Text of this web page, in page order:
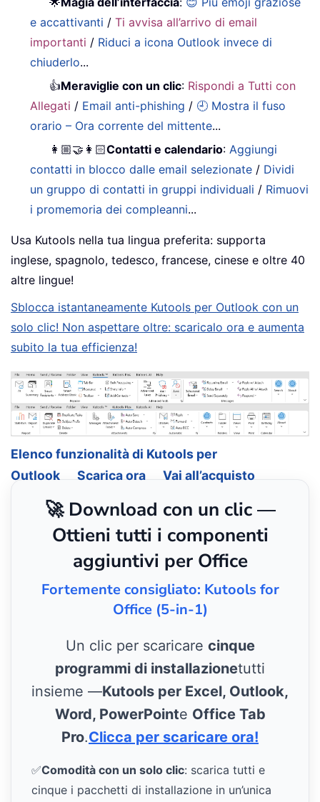
e accattivanti /Ti avvisa all’arrivo di email
importanti / Riduci a icona Outlook invece di
chiuderlo...
👍Meraviglie con un clic: Rispondi a Tutti con
Allegati / Email anti-phishing / 🕘 Mostra il fuso
orario – Ora corrente del mittente...
👩🏼‍🤝‍👩🏻Contatti e calendario:Aggiungi
contatti in blocco dalle email selezionate / Dividi
un gruppo di contatti in gruppi individuali / Rimuovi
i promemoria dei compleanni...
Usa Kutools nella tua lingua preferita: supporta
inglese, spagnolo, tedesco, francese, cinese e oltre 40
altre lingue!
Sblocca istantaneamente Kutools per Outlook con un
solo clic! Non aspettare oltre: scaricalo ora e aumenta
subito la tua efficienza!
Elenco funzionalità di Kutools per
Outlook
Scarica ora Vai all’acquisto
🚀 Download con un clic —
Ottieni tutti i componenti
aggiuntivi per Office
Fortemente consigliato: Kutools for
Office (5-in-1)
Un clic per scaricare cinque
programmi di installazionetutti
insieme —Kutools per Excel, Outlook,
Word, PowerPointe Office Tab
Pro.Clicca per scaricare ora!
✅Comodità con un solo clic: scarica tutti e
cinque i pacchetti di installazione in un’unica